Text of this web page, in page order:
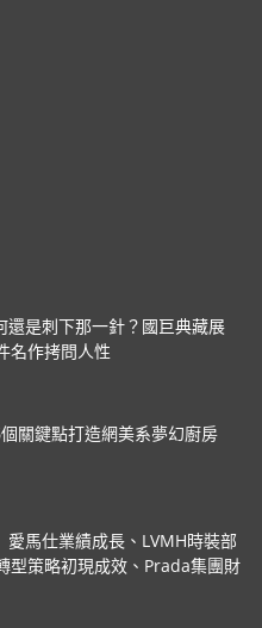
還是刺下那一針？國巨典藏展
名作拷問人性
關鍵點打造網美系夢幻廚房
愛馬仕業績成長、LVMH時裝部
型策略初現成效、Prada集團財